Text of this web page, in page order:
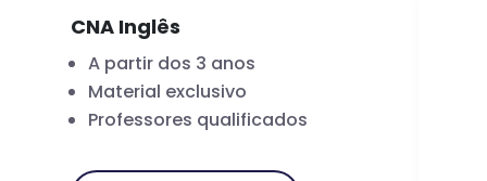
CNA Inglês
A partir dos 3 anos
Material exclusivo
Professores qualificados